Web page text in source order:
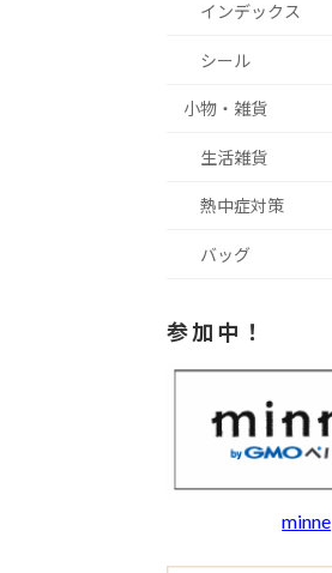
インデックス
シール
小物・雑貨
生活雑貨
熱中症対策
バッグ
参 加 中 ！
minne